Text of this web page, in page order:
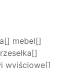
mebel[]
wyjściowe[]